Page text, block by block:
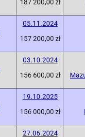
187 200,00 zł
05.11.2024
157 200,00 zł
03.10.2024
156 600,00 zł
19.10.2025
156 000,00 zł
27.06.2024